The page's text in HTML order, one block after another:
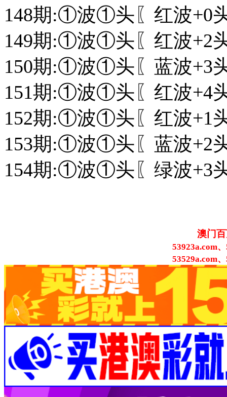
148期:①波①头〖红波+0
149期:①波①头〖红波+2
150期:①波①头〖蓝波+3
151期:①波①头〖红波+4
152期:①波①头〖红波+1
153期:①波①头〖蓝波+2
154期:①波①头〖绿波+3
澳门
53923a.com
53529a.com